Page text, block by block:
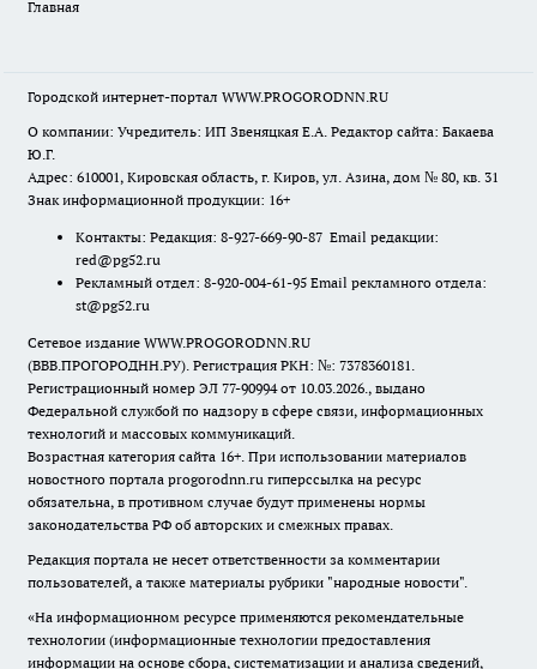
Главная
Городской интернет-портал WWW.PROGORODNN.RU
О компании: Учредитель: ИП Звеняцкая Е.А. Редактор сайта: Бакаева
Ю.Г.
Адрес: 610001, Кировская область, г. Киров, ул. Азина, дом № 80, кв. 31
Знак информационной продукции: 16+
Контакты: Редакция: 8-927-669-90-87 Email редакции:
red@pg52.ru
Рекламный отдел: 8-920-004-61-95 Email рекламного отдела:
st@pg52.ru
Сетевое издание WWW.PROGORODNN.RU
(ВВВ.ПРОГОРОДНН.РУ). Регистрация РКН: №: 7378360181.
Регистрационный номер ЭЛ 77-90994 от 10.03.2026., выдано
Федеральной службой по надзору в сфере связи, информационных
технологий и массовых коммуникаций.
Возрастная категория сайта 16+. При использовании материалов
новостного портала progorodnn.ru гиперссылка на ресурс
обязательна, в противном случае будут применены нормы
законодательства РФ об авторских и смежных правах.
Редакция портала не несет ответственности за комментарии
пользователей, а также материалы рубрики "народные новости".
«На информационном ресурсе применяются рекомендательные
технологии (информационные технологии предоставления
информации на основе сбора, систематизации и анализа сведений,